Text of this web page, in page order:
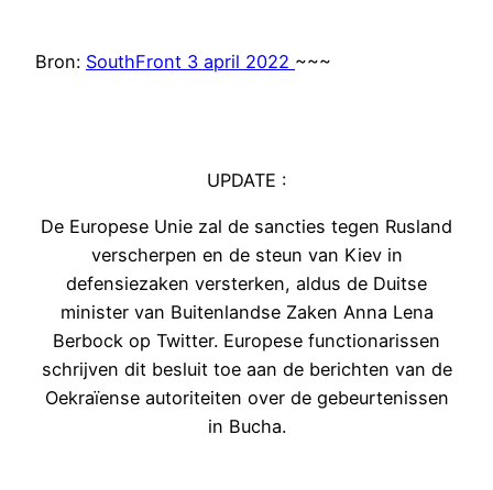
Bron: SouthFront 3 april 2022 ~~~
UPDATE :
De Europese Unie zal de sancties tegen Rusland
verscherpen en de steun van Kiev in
defensiezaken versterken, aldus de Duitse
minister van Buitenlandse Zaken Anna Lena
Berbock op Twitter. Europese functionarissen
schrijven dit besluit toe aan de berichten van de
Oekraïense autoriteiten over de gebeurtenissen
in Bucha.